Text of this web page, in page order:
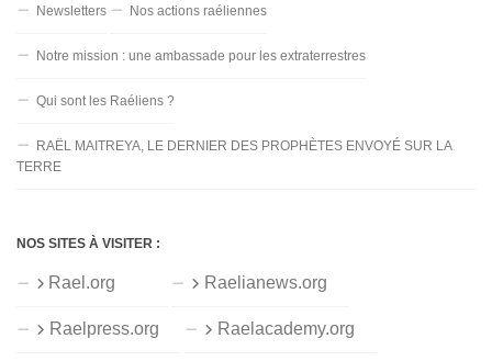
Newsletters Nos actions raéliennes
Notre mission : une ambassade pour les extraterrestres
Qui sont les Raéliens ?
RAËL MAITREYA, LE DERNIER DES PROPHÈTES ENVOYÉ SUR LA
TERRE
NOS SITES À VISITER :
Rael.org Raelianews.org
Raelpress.org Raelacademy.org